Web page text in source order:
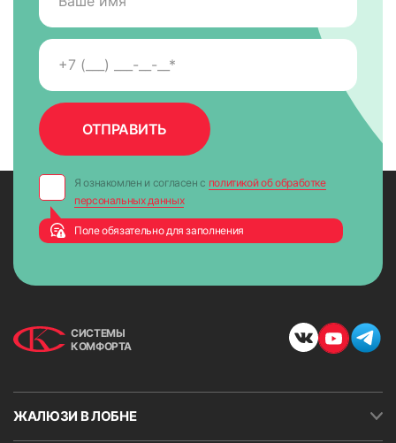
Я ознакомлен и согласен с политикой об обработке
персональных данных
Поле обязательно для заполнения
СИСТЕМЫ
КОМФОРТА
ЖАЛЮЗИ В ЛОБНЕ